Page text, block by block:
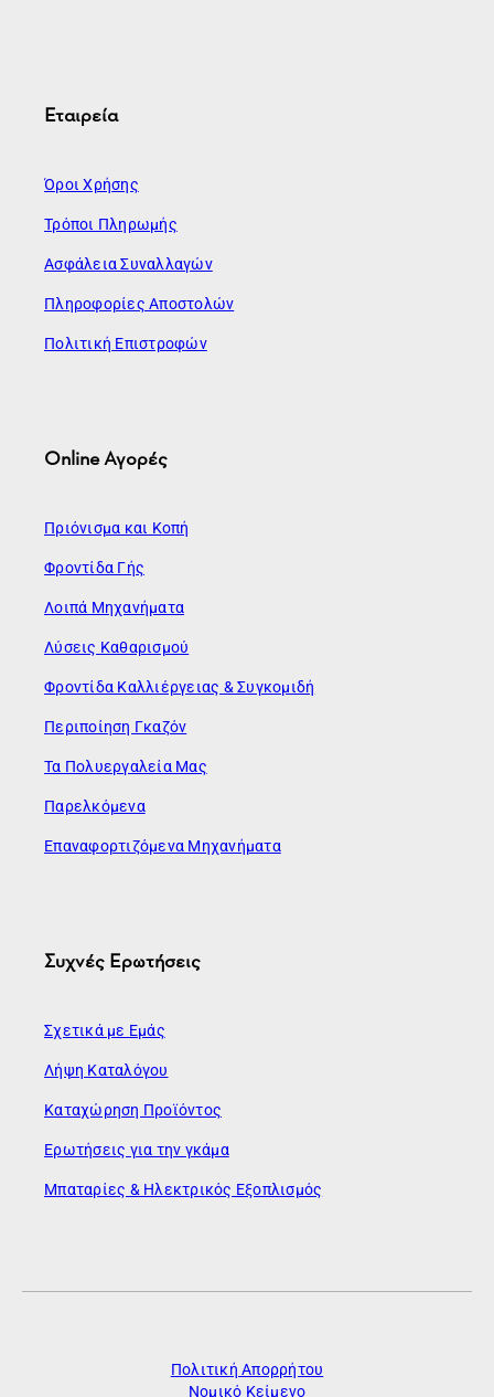
Εταιρεία
Όροι Χρήσης
Τρόποι Πληρωμής
Ασφάλεια Συναλλαγών
Πληροφορίες Αποστολών
Πολιτική Επιστροφών
Online Αγορές
Πριόνισμα και Κοπή
Φροντίδα Γής
Λοιπά Μηχανήματα
Λύσεις Καθαρισμού
Φροντίδα Καλλιέργειας & Συγκομιδή
Περιποίηση Γκαζόν
Τα Πολυεργαλεία Μας
Παρελκόμενα
Επαναφορτιζόμενα Μηχανήματα
Συχνές Ερωτήσεις
Σχετικά με Εμάς
Λήψη Καταλόγου
Καταχώρηση Προϊόντος
Ερωτήσεις για την γκάμα
Μπαταρίες & Ηλεκτρικός Εξοπλισμός
Πολιτική Απορρήτου
Νομικό Κείμενο